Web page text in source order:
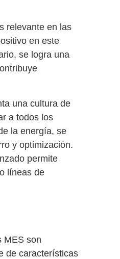
relevante en las
en este
se logra una
una cultura de
a todos los
la energía, se
y optimización.
permite
líneas de
MES son
de características